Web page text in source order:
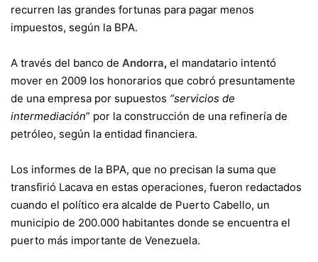
recurren las grandes fortunas para pagar menos
impuestos, según la BPA.
A través del banco de Andorra, el mandatario intentó
mover en 2009 los honorarios que cobró presuntamente
de una empresa por supuestos “servicios de
intermediación” por la construcción de una refinería de
petróleo, según la entidad financiera.
Los informes de la BPA, que no precisan la suma que
transfirió Lacava en estas operaciones, fueron redactados
cuando el político era alcalde de Puerto Cabello, un
municipio de 200.000 habitantes donde se encuentra el
puerto más importante de Venezuela.